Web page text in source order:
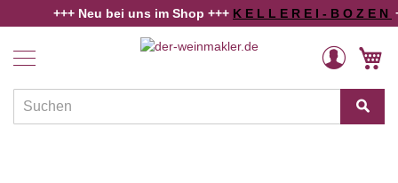
+++ Neu bei uns im Shop +++K E L L E R E I - B O Z E N+++
Veränderung
Regionen